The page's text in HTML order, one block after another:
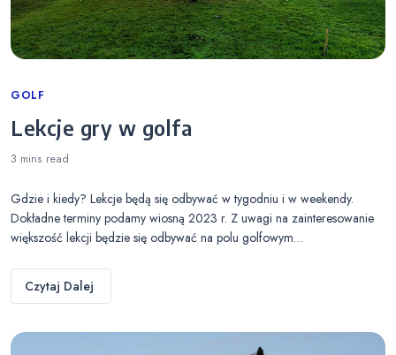
Categories
GOLF
Lekcje gry w golfa
3 mins read
Gdzie i kiedy? Lekcje będą się odbywać w tygodniu i w weekendy.
Dokładne terminy podamy wiosną 2023 r. Z uwagi na zainteresowanie
większość lekcji będzie się odbywać na polu golfowym…
Czytaj Dalej